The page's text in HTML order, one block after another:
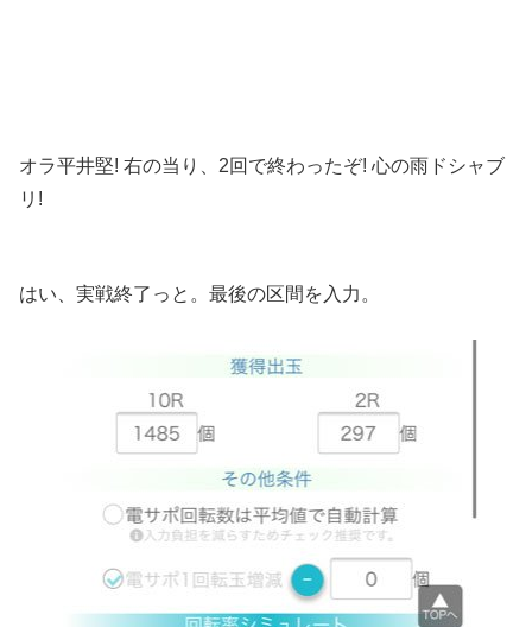
オラ平井堅! 右の当り、2回で終わったぞ! 心の雨ドシャブ
リ!
はい、実戦終了っと。最後の区間を入力。